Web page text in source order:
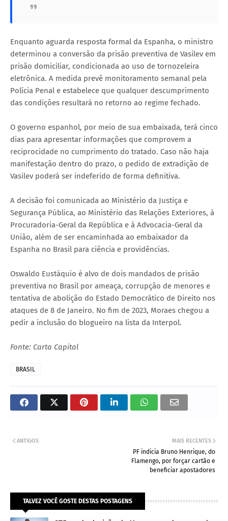
Enquanto aguarda resposta formal da Espanha, o ministro
determinou a conversão da prisão preventiva de Vasilev em
prisão domiciliar, condicionada ao uso de tornozeleira
eletrônica. A medida prevê monitoramento semanal pela
Polícia Penal e estabelece que qualquer descumprimento
das condições resultará no retorno ao regime fechado.
O governo espanhol, por meio de sua embaixada, terá cinco
dias para apresentar informações que comprovem a
reciprocidade no cumprimento do tratado. Caso não haja
manifestação dentro do prazo, o pedido de extradição de
Vasilev poderá ser indeferido de forma definitiva.
A decisão foi comunicada ao Ministério da Justiça e
Segurança Pública, ao Ministério das Relações Exteriores, à
Procuradoria-Geral da República e à Advocacia-Geral da
União, além de ser encaminhada ao embaixador da
Espanha no Brasil para ciência e providências.
Oswaldo Eustáquio é alvo de dois mandados de prisão
preventiva no Brasil por ameaça, corrupção de menores e
tentativa de abolição do Estado Democrático de Direito nos
ataques de 8 de Janeiro. No fim de 2023, Moraes chegou a
pedir a inclusão do blogueiro na lista da Interpol.
Fonte: Carta Capital
BRASIL
MAIS RECENTES
PF indicia Bruno Henrique, do
Flamengo, por forçar cartão e
beneficiar apostadores
ANTIGOS
TALVEZ VOCÊ GOSTE DESTAS POSTAGENS